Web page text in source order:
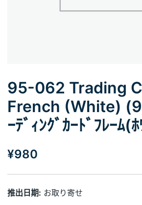
95-062 Trading
French (White)
ｰﾃﾞｨﾝｸﾞｶｰﾄﾞﾌﾚｰﾑ(
¥980
推出日期: お取り寄せ